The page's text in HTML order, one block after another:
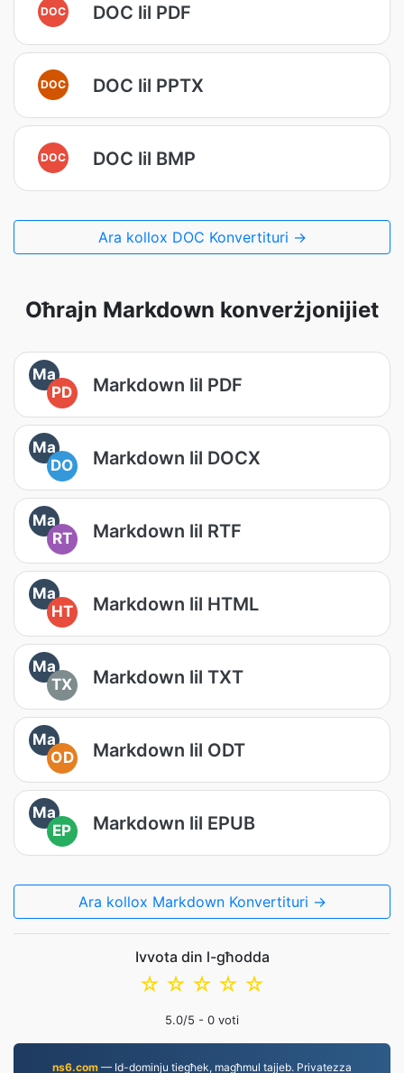
DOC DOC lil PDF
DOC DOC lil PPTX
DOC DOC lil BMP
Ara kollox DOC Konvertituri →
Oħrajn Markdown konverżjonijiet
Ma
PD
Markdown lil PDF
Ma
DO
Markdown lil DOCX
Ma
RT
Markdown lil RTF
Ma
HT
Markdown lil HTML
Ma
TX
Markdown lil TXT
Ma
OD
Markdown lil ODT
Ma
EP
Markdown lil EPUB
Ara kollox Markdown Konvertituri →
Ivvota din l-għodda
☆
☆
☆
☆
☆
5.0/5 - 0 voti
ns6.com — Id-dominju tiegħek, magħmul tajjeb. Privatezza